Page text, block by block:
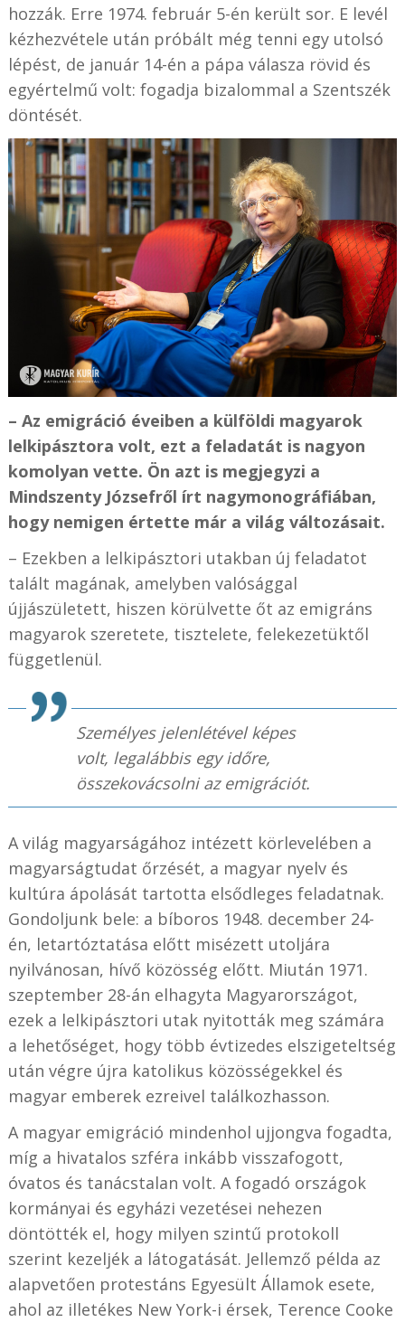
hozzák. Erre 1974. február 5-én került sor. E levél
kézhezvétele után próbált még tenni egy utolsó
lépést, de január 14-én a pápa válasza rövid és
egyértelmű volt: fogadja bizalommal a Szentszék
döntését.
– Az emigráció éveiben a külföldi magyarok
lelkipásztora volt, ezt a feladatát is nagyon
komolyan vette. Ön azt is megjegyzi a
Mindszenty Józsefről írt nagymonográfiában,
hogy nemigen értette már a világ változásait.
– Ezekben a lelkipásztori utakban új feladatot
talált magának, amelyben valósággal
újjászületett, hiszen körülvette őt az emigráns
magyarok szeretete, tisztelete, felekezetüktől
függetlenül.
Személyes jelenlétével képes
volt, legalábbis egy időre,
összekovácsolni az emigrációt.
A világ magyarságához intézett körlevelében a
magyarságtudat őrzését, a magyar nyelv és
kultúra ápolását tartotta elsődleges feladatnak.
Gondoljunk bele: a bíboros 1948. december 24-
én, letartóztatása előtt misézett utoljára
nyilvánosan, hívő közösség előtt. Miután 1971.
szeptember 28-án elhagyta Magyarországot,
ezek a lelkipásztori utak nyitották meg számára
a lehetőséget, hogy több évtizedes elszigeteltség
után végre újra katolikus közösségekkel és
magyar emberek ezreivel találkozhasson.
A magyar emigráció mindenhol ujjongva fogadta,
míg a hivatalos szféra inkább visszafogott,
óvatos és tanácstalan volt. A fogadó országok
kormányai és egyházi vezetései nehezen
döntötték el, hogy milyen szintű protokoll
szerint kezeljék a látogatását. Jellemző példa az
alapvetően protestáns Egyesült Államok esete,
ahol az illetékes New York-i érsek, Terence Cooke